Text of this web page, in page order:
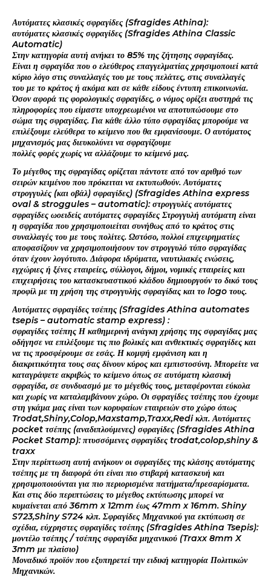
Αυτόματες κλασικές σφραγίδες (Sfragides Athina):
αυτόματες κλασικές σφραγίδες (Sfragides Athina Classic
Automatic)
Στην κατηγορία αυτή ανήκει το 85% της ζήτησης σφραγίδας.
Είναι η σφραγίδα που ο ελεύθερος επαγγελματίας χρησιμοποιεί κατά
κύριο λόγο στις συναλλαγές του με τους πελάτες, στις συναλλαγές
του με το κράτος ή ακόμα και σε κάθε είδους έντυπη επικοινωνία.
Όσον αφορά τις φορολογικές σφραγίδες, ο νόμος ορίζει αυστηρά τις
πληροφορίες που είμαστε υποχρεωμένοι να αποτυπώσουμε στο
σώμα της σφραγίδας. Για κάθε άλλο τύπο σφραγίδας μπορούμε να
επιλέξουμε ελεύθερα το κείμενο που θα εμφανίσουμε. Ο αυτόματος
μηχανισμός μας διευκολύνει να σφραγίζουμε
πολλές φορές χωρίς να αλλάζουμε το κείμενό μας.
Το μέγεθος της σφραγίδας ορίζεται πάντοτε από τον αριθμό των
σειρών κειμένου που πρόκειται να εκτυπωθούν. Αυτόματες
στρογγυλές (και οβάλ) σφραγίδες) (Sfragides Athina express
oval & stroggules – automatic): στρογγυλές αυτόματες
σφραγίδες ωοειδείς αυτόματες σφραγίδες Στρογγυλή αυτόματη είναι
η σφραγίδα που χρησιμοποιείται συνήθως από το κράτος στις
συναλλαγές του με τους πολίτες. Ωστόσο, πολλοί επιχειρηματίες
αποφασίζουν να χρησιμοποιήσουν τον στρογγυλό τύπο σφραγίδας
όταν έχουν λογότυπο. Διάφορα ιδρύματα, ναυτιλιακές ενώσεις,
εγχώριες ή ξένες εταιρείες, σύλλογοι, δήμοι, νομικές εταιρείες και
επιχειρήσεις του κατασκευαστικού κλάδου δημιουργούν το δικό τους
προφίλ με τη χρήση της στρογγυλής σφραγίδας και το logo τους.
Αυτόματες σφραγίδες τσέπης (Sfragides Athina automates
tsepis – automatic stamp express) :
σφραγίδες τσέπης Η καθημερινή ανάγκη χρήσης της σφραγίδας μας
οδήγησε να επιλέξουμε τις πιο βολικές και ανθεκτικές σφραγίδες και
να τις προσφέρουμε σε εσάς. Η κομψή εμφάνιση και η
διακριτικότητα τους σας δίνουν κύρος και εμπιστοσύνη. Μπορείτε να
καταγράψετε ακριβώς το κείμενο όπως σε αυτόματη κλασική
σφραγίδα, σε συνδυασμό με το μέγεθός τους, μεταφέρονται εύκολα
και χωρίς να καταλαμβάνουν χώρο. Οι σφραγίδες τσέπης που έχουμε
στη γκάμα μας είναι των κορυφαίων εταιρειών στο χώρο όπως
Trodat,Shiny,Colop,Maxstamp,Traxx,Redi κλπ. Αυτόματες
pocket τσέπης (αναδιπλούμενες) σφραγίδες (Sfragides Athina
Pocket Stamp): πτυσσόμενες σφραγίδες trodat,colop,shiny &
traxx
Στην περίπτωση αυτή ανήκουν οι σφραγίδες της κλάσης αυτόματης
τσέπης με τη διαφορά ότι είναι πιο στιβαρή κατασκευή και
χρησιμοποιούνται για πιο περιορισμένα πατήματα/πρεσαρίσματα.
Και στις δύο περιπτώσεις το μέγεθος εκτύπωσης μπορεί να
κυμαίνεται από 36mm x 12mm έως 47mm x 16mm. Shiny
S723,Shiny S724 κλπ. Σφραγίδες Μηχανικού για εκτύπωση σε
σχέδια, εύχρηστες σφραγίδες τσέπης (Sfragides Athina Tsepis):
μοντέλο τσέπης / τσέπης σφραγίδα μηχανικού (Traxx 8mm X
3mm με πλαίσιο)
Μοναδικό προϊόν που εξυπηρετεί την ειδική κατηγορία Πολιτικών
Μηχανικών.